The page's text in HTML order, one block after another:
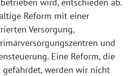
Reform mit einer
Versorgung,
und
Eine Reform, die
werden wir nicht